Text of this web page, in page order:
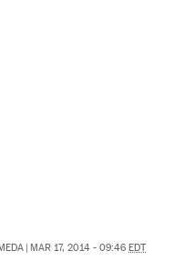
| MAR 17, 2014 - 09:46 EDT